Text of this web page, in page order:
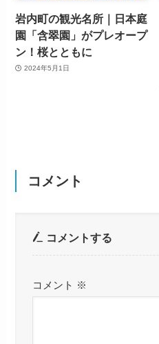
岩内町の観光名所｜日本庭
園「含翠園」がプレオープ
ン！桜とともに
2024年5月1日
コメント
コメントする
コメント ※